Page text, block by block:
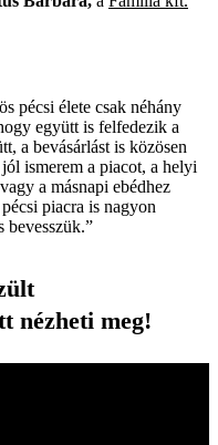
pécsi élete csak néhány
együtt is felfedezik a
a bevásárlást is közösen
ismerem a piacot, a helyi
a másnapi ebédhez
piacra is nagyon
bevesszük.”
nézheti meg!